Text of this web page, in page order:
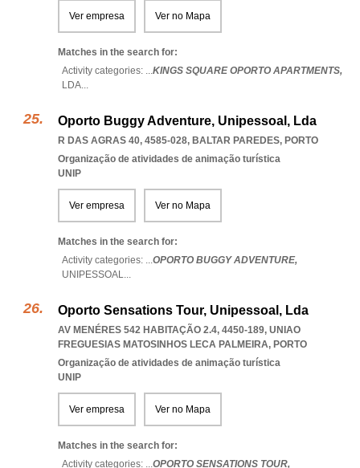
Ver empresa Ver no Mapa
Matches in the search for:
Activity categories: ...KINGS SQUARE OPORTO APARTMENTS,
LDA...
Oporto Buggy Adventure, Unipessoal, Lda
R DAS AGRAS 40, 4585-028, BALTAR PAREDES, PORTO
Organização de atividades de animação turística
UNIP
Ver empresa Ver no Mapa
Matches in the search for:
Activity categories: ...OPORTO BUGGY ADVENTURE,
UNIPESSOAL...
Oporto Sensations Tour, Unipessoal, Lda
AV MENÉRES 542 HABITAÇÃO 2.4, 4450-189, UNIAO
FREGUESIAS MATOSINHOS LECA PALMEIRA, PORTO
Organização de atividades de animação turística
UNIP
Ver empresa Ver no Mapa
Matches in the search for:
Activity categories: ...OPORTO SENSATIONS TOUR,